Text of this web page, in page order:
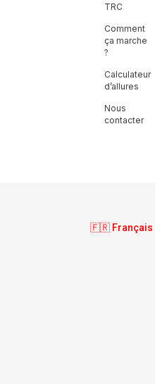
TRC
Comment
ça marche
?
Calculateur
d’allures
Nous
contacter
🇫🇷 Français